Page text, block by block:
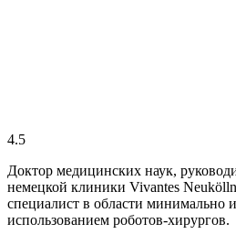
4.5
Доктор медицинских наук,
немецкой клиники Vivantes
специалист в области минимально
использованием роботов-хирургов.